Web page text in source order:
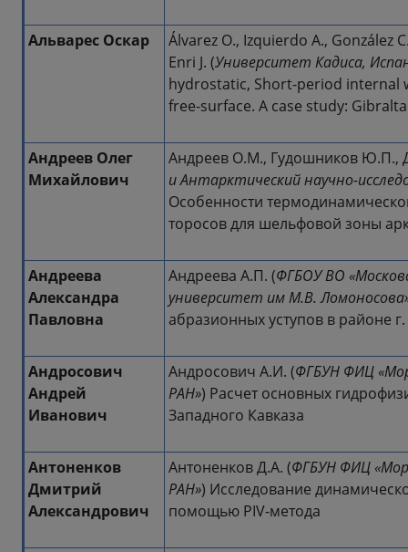
Альварес Оскар
Álvarez O., Izquierdo A., González
Enri J. (Университет Кадиса,
hydrostatic, Short-period internal
free-surface. A case study:
Андреев Олег
Михайлович
Андреев О.М., Гудошников Ю.П.,
и Антарктический научно-
Особенности
торосов для шельфовой зоны
Андреева
Александра
Павловна
Андреева А.П. (ФГБОУ ВО
университет им М.В.
абразионных уступов в районе
Андросович
Андрей
Иванович
Андросович А.И. (ФГБУН ФИЦ
РАН») Расчет основных
Западного Кавказа
Антоненков
Дмитрий
Александрович
Антоненков Д.А. (ФГБУН ФИЦ
РАН») Исследование
помощью PIV-метода